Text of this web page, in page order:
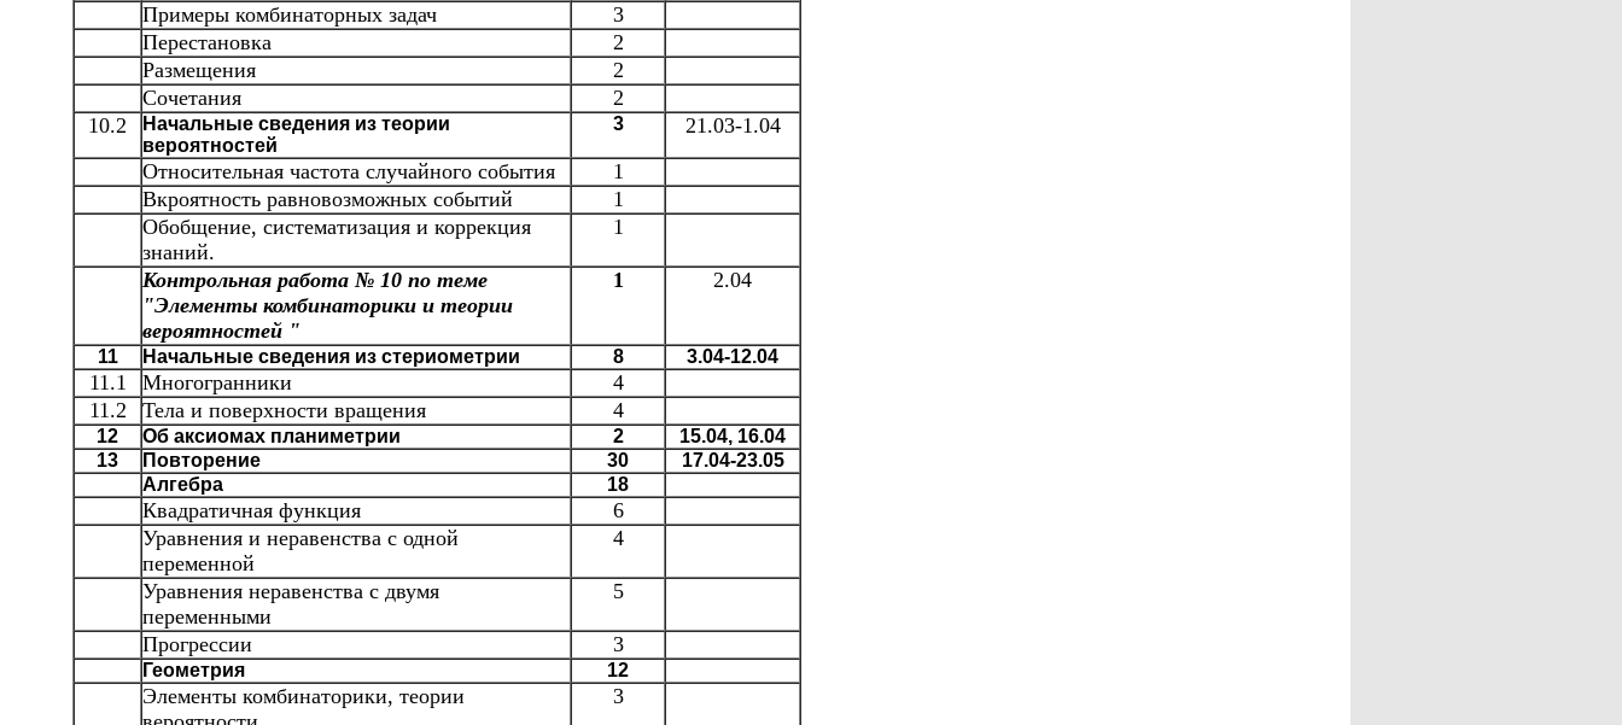
Примеры комбинаторных задач
3
Перестановка
2
Размещения
2
Сочетания
2
10.2
Начальные сведения из теории
вероятностей
3
21.03-1.04
Относительная частота случайного события
1
Вкроятность равновозможных событий
1
Обобщение, систематизация и коррекция
знаний.
1
Контрольная работа № 10 по теме
"Элементы комбинаторики и теории
вероятностей "
1 2.04
11 Начальные сведения из стериометрии 8 3.04-12.04
11.1 Многогранники
4
11.2
Тела и поверхности вращения 4
12 Об аксиомах планиметрии 2
15.04, 16.04
13
Повторение 30
17.04-23.05
Алгебра
18
Квадратичная функция
6
Уравнения и неравенства с одной
переменной
4
Уравнения неравенства с двумя
переменными
5
Прогрессии 3
Геометрия 12
Элементы комбинаторики, теории
3